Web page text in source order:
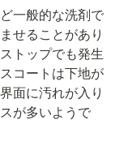
一般的な洗剤で
せることがあり
トップでも発生
コートは下地が
面に汚れが入り
が多いようで